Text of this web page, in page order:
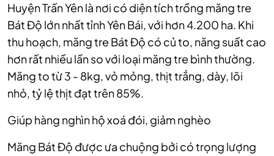
Huyện Trấn Yên là nơi có diện tích trồng măng tre
Bát Độ lớn nhất tỉnh Yên Bái, với hơn 4.200 ha. Khi
thu hoạch, măng tre Bát Độ có củ to, năng suất cao
hơn rất nhiều lần so với loại măng tre bình thường.
Măng to từ 3 - 8kg, vỏ mỏng, thịt trắng, dày, lõi
nhỏ, tỷ lệ thịt đạt trên 85%.
Giúp hàng nghìn hộ xoá đói, giảm nghèo
Măng Bát Độ được ưa chuộng bởi có trọng lượng